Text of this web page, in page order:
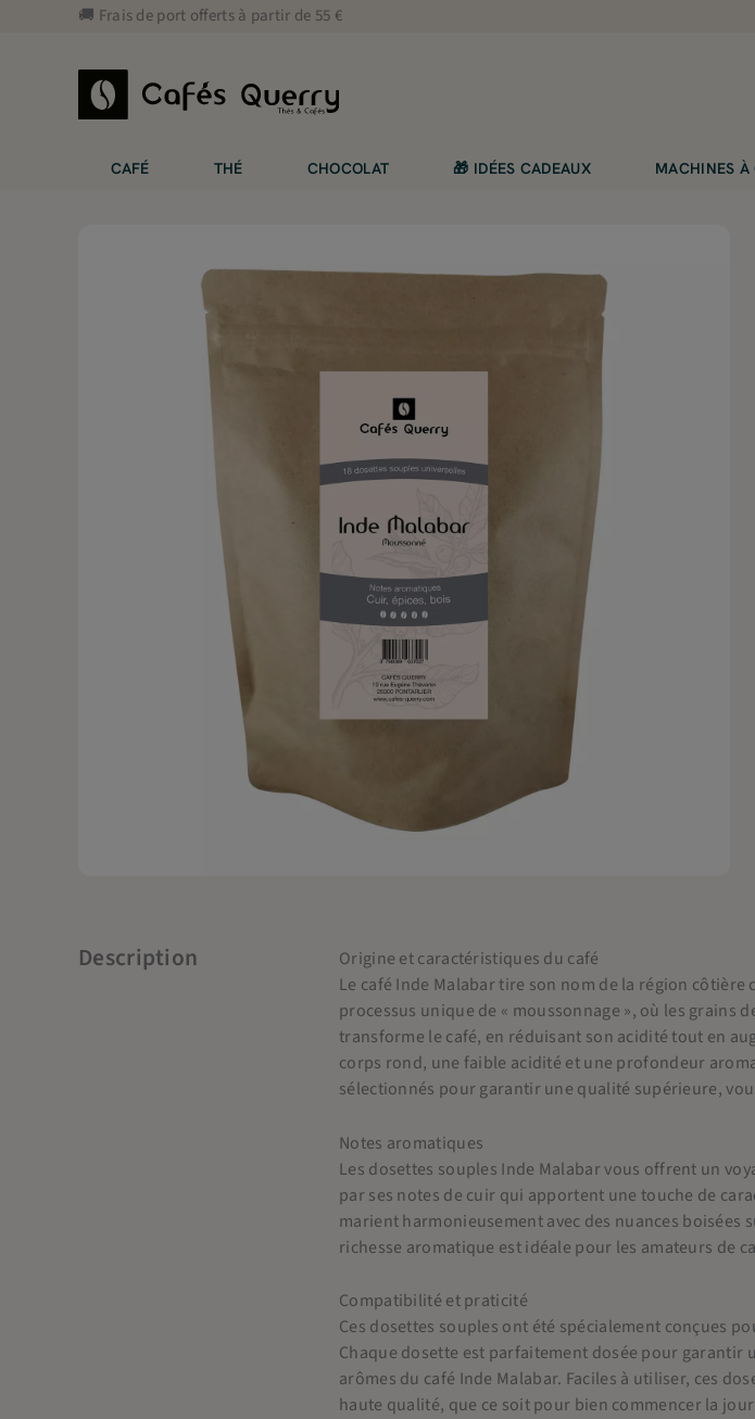
🚚 Frais de port offerts à partir de 55 €
CAFÉ THÉ CHOCOLAT 🎁 IDÉES CADEAUX MACHINES À
Description
Origine et caractéristiques du café
Le café Inde Malabar tire son nom de la région
processus unique de « moussonnage », où les grains
transforme le café, en réduisant son acidité tout en
corps rond, une faible acidité et une profondeur
sélectionnés pour garantir une qualité supérieure,
Notes aromatiques
Les dosettes souples Inde Malabar vous offrent un
par ses notes de cuir qui apportent une touche de
marient harmonieusement avec des nuances boisées
richesse aromatique est idéale pour les amateurs de
Compatibilité et praticité
Ces dosettes souples ont été spécialement conçues
Chaque dosette est parfaitement dosée pour
arômes du café Inde Malabar. Faciles à utiliser, ces
haute qualité, que ce soit pour bien commencer la